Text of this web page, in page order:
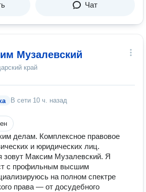
Чат
Музалевский
край
В сети 10 ч. назад
делам. Комплексное правовое
и юридических лиц.
зовут Максим Музалевский. Я
с профильным высшим
на полном спектре
права — от досудебного